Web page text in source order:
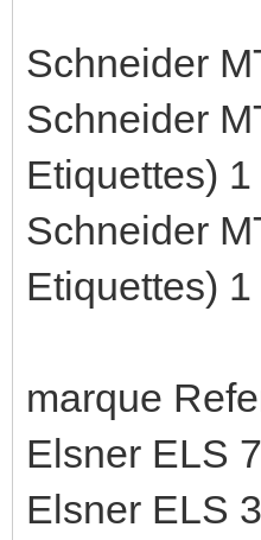
Schneider
Schneider
Etiquettes) 1
Schneider
Etiquettes) 1
marque
Elsner ELS
Elsner ELS